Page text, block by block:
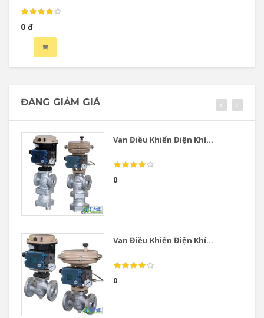
0 đ
ĐANG GIẢM GIÁ
Van Điều Khiển Điện Khí...
0
Van Điều Khiển Điện Khí...
0